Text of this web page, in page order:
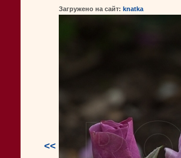
<<
Загружено на сайт: knatka